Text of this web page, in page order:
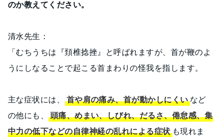
のか教えてください。
清水先生：
「むちうちは『頚椎捻挫』と呼ばれますが、首が鞭のよ
うにしなることで起こる首まわりの怪我を指します。
主な症状には、首や肩の痛み、首が動かしにくいなど
の他にも、頭痛、めまい、しびれ、だるさ、倦怠感、集
中力の低下などの自律神経の乱れによる症状も現れま